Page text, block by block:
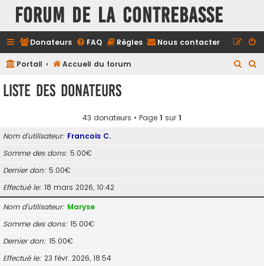
FORUM DE LA CONTREBASSE
Donateurs FAQ Règles Nous contacter
Portail Accueil du forum
Liste des donateurs
43 donateurs • Page 1 sur 1
Nom d’utilisateur Francois C.
Somme des dons 5.00€
Dernier don 5.00€
Effectué le 18 mars 2026, 10:42
Nom d’utilisateur Maryse
Somme des dons 15.00€
Dernier don 15.00€
Effectué le 23 févr. 2026, 18:54